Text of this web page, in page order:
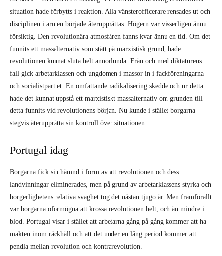
situation hade förbytts i reaktion. Alla vänsterofficerare rensades ut och
disciplinen i armen började återupprättas. Högern var visserligen ännu
försiktig. Den revolutionära atmosfären fanns kvar ännu en tid. Om det
funnits ett massalternativ som stått på marxistisk grund, hade
revolutionen kunnat sluta helt annorlunda. Från och med diktaturens
fall gick arbetarklassen och ungdomen i massor in i fackföreningarna
och socialistpartiet. En omfattande radikalisering skedde och ur detta
hade det kunnat uppstå ett marxistiskt massalternativ om grunden till
detta funnits vid revolutionens början. Nu kunde i stället borgarna
stegvis återupprätta sin kontroll över situationen.
Portugal idag
Borgarna fick sin hämnd i form av att revolutionen och dess
landvinningar eliminerades, men på grund av arbetarklassens styrka och
borgerlighetens relativa svaghet tog det nästan tjugo år. Men framförallt
var borgarna oförmögna att krossa revolutionen helt, och än mindre i
blod. Portugal visar i stället att arbetarna gång på gång kommer att ha
makten inom räckhåll och att det under en lång period kommer att
pendla mellan revolution och kontrarevolution.